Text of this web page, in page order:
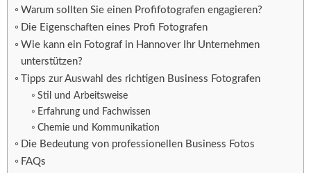
Warum sollten Sie einen Profifotografen engagieren?
Die Eigenschaften eines Profi Fotografen
Wie kann ein Fotograf in Hannover Ihr Unternehmen
unterstützen?
Tipps zur Auswahl des richtigen Business Fotografen
Stil und Arbeitsweise
Erfahrung und Fachwissen
Chemie und Kommunikation
Die Bedeutung von professionellen Business Fotos
FAQs